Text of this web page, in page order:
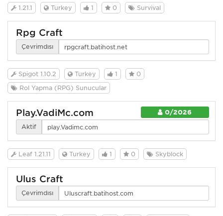
1.21.1 Turkey 1 0 Survival
Rpg Craft
Çevrimdışı
Spigot 1.10.2 Turkey 1
0
Rol Yapma (RPG) Sunucular
0/2026
Play.VadiMc.com
Aktif
Leaf 1.21.11 Turkey 1 0 Skyblock
Ulus Craft
Çevrimdışı